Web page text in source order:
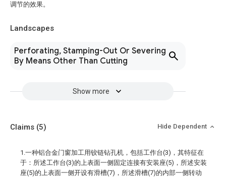
调节的效果。
Landscapes
Perforating, Stamping-Out Or Severing
By Means Other Than Cutting
Show more
Claims (5) Hide Dependent
1.一种铝合金门窗加工用铰链钻孔机，包括工作台(3)，其特征在
于：所述工作台(3)的上表面一侧固定连接有安装座(5)，所述安装
座(5)的上表面一侧开设有滑槽(7)，所述滑槽(7)的内部一侧转动